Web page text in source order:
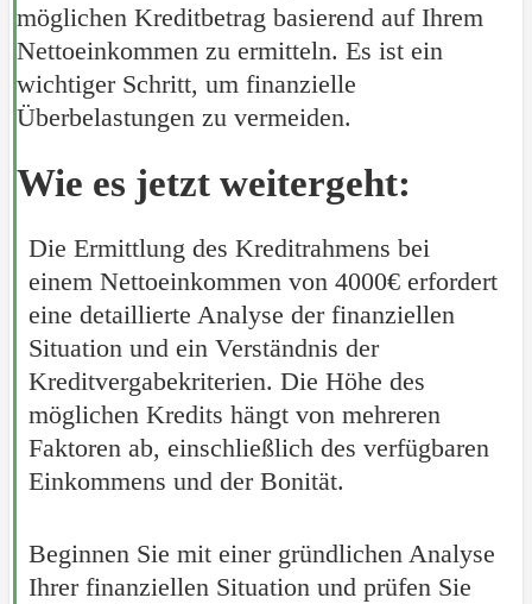
möglichen Kreditbetrag basierend auf Ihrem
Nettoeinkommen zu ermitteln. Es ist ein
wichtiger Schritt, um finanzielle
Überbelastungen zu vermeiden.
Wie es jetzt weitergeht:
Die Ermittlung des Kreditrahmens bei
einem Nettoeinkommen von 4000€ erfordert
eine detaillierte Analyse der finanziellen
Situation und ein Verständnis der
Kreditvergabekriterien. Die Höhe des
möglichen Kredits hängt von mehreren
Faktoren ab, einschließlich des verfügbaren
Einkommens und der Bonität.
Beginnen Sie mit einer gründlichen Analyse
Ihrer finanziellen Situation und prüfen Sie